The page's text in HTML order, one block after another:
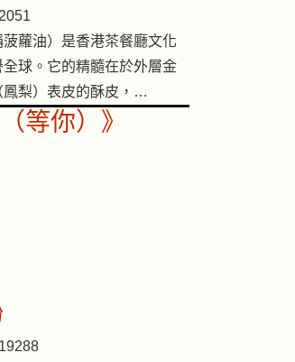
蘿油）是香港茶餐廳文化
球。它的精髓在於外層金
鳳梨）表皮的酥皮，…
等你）》